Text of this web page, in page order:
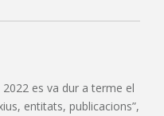
es va dur a terme el
entitats, publicacions”,